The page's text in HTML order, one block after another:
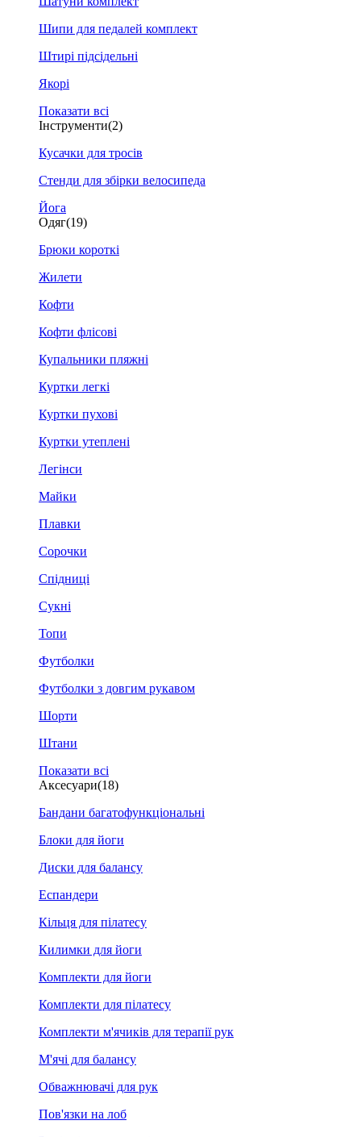
Шипи для педалей комплект
Штирі підсідельні
Якорі
Показати всі
Інструменти(2)
Кусачки для тросів
Стенди для збірки велосипеда
Йога
Одяг(19)
Брюки короткі
Жилети
Кофти
Кофти флісові
Купальники пляжні
Куртки легкі
Куртки пухові
Куртки утеплені
Легінси
Майки
Плавки
Сорочки
Спідниці
Сукні
Топи
Футболки
Футболки з довгим рукавом
Шорти
Штани
Показати всі
Аксесуари(18)
Бандани багатофункціональні
Блоки для йоги
Диски для балансу
Еспандери
Кільця для пілатесу
Килимки для йоги
Комплекти для йоги
Комплекти для пілатесу
Комплекти м'ячиків для терапії рук
М'ячі для балансу
Обважнювачі для рук
Пов'язки на лоб